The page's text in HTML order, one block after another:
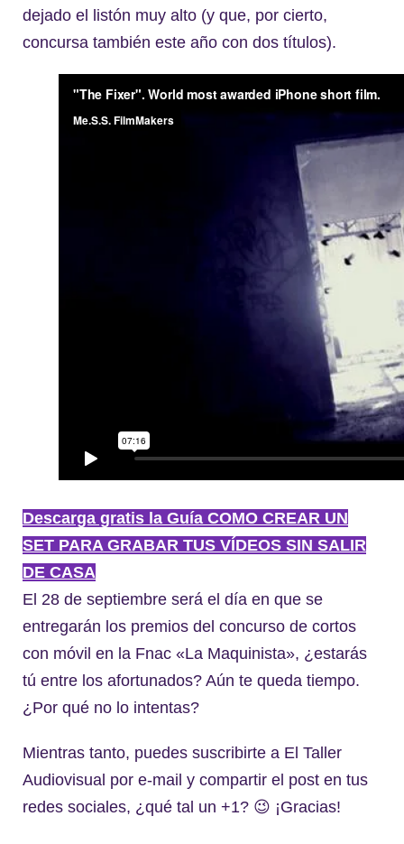
dejado el listón muy alto (y que, por cierto,
concursa también este año con dos títulos).
Descarga gratis la Guía COMO CREAR UN
SET PARA GRABAR TUS VÍDEOS SIN SALIR
DE CASA
El 28 de septiembre será el día en que se
entregarán los premios del concurso de cortos
con móvil en la Fnac «La Maquinista», ¿estarás
tú entre los afortunados? Aún te queda tiempo.
¿Por qué no lo intentas?
Mientras tanto, puedes suscribirte a El Taller
Audiovisual por e-mail y compartir el post en tus
redes sociales, ¿qué tal un +1? 😉 ¡Gracias!